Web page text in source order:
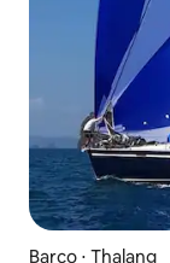
Barco ⋅ Thalang